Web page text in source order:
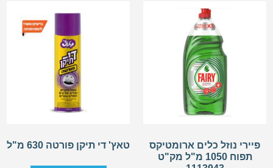
פיירי נוזל כלים ארומטיקס
תפוח 1050 מ"ל מק"ט
טאץ' די תיקן פורטה 630 מ"ל